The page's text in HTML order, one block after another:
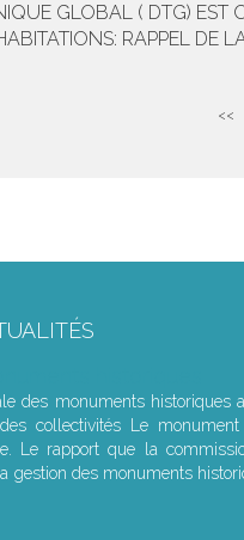
GLOBAL ( DTG) EST
RAPPEL DE
<<
des monuments historiques
collectivités Le
Le rapport que la
gestion des monuments